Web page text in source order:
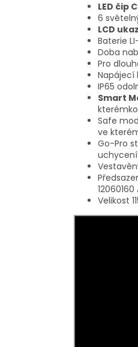
LED čip
6
LCD
Baterie
Doba
Pro
Napájecí
IP65
Smart
Safe
ve
Go-Pro
uchycení
Velikost